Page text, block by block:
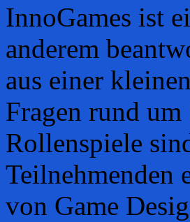
InnoGames ist
anderem
aus einer
Fragen rund
Rollenspiele
Teilnehmenden
von Game